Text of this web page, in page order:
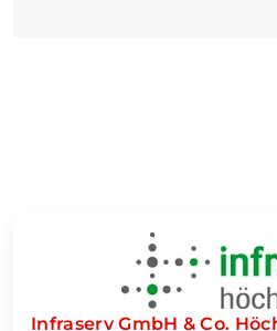
Infraserv GmbH & Co.